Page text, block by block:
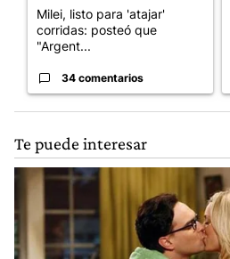
Milei, listo para 'atajar'
corridas: posteó que
"Argent...
34 comentarios